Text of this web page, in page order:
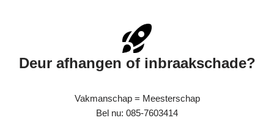
Deur afhangen of inbraakschade?
Vakmanschap = Meesterschap
Bel nu: 085-7603414